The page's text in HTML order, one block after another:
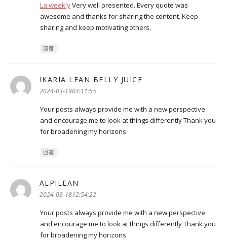
La weeklyVery well presented. Every quote was
awesome and thanks for sharing the content. Keep
sharing and keep motivating others.
回覆
IKARIA LEAN BELLY JUICE
2024-03-1904:11:55
Your posts always provide me with a new perspective
and encourage me to look at things differently Thank you
for broadening my horizons
回覆
ALPILEAN
示:
2024-03-1812:54:22
Your posts always provide me with a new perspective
and encourage me to look at things differently Thank you
for broadening my horizons